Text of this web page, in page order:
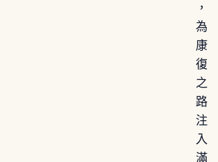
，
為
康
復
之
路
注
入
滿